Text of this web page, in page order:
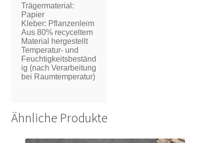
Trägermaterial:
Papier
Kleber: Pflanzenleim
Aus 80% recyceltem
Material hergestellt
Temperatur- und
Feuchtigkeitsbeständ
ig (nach Verarbeitung
bei Raumtemperatur)
Ähnliche Produkte